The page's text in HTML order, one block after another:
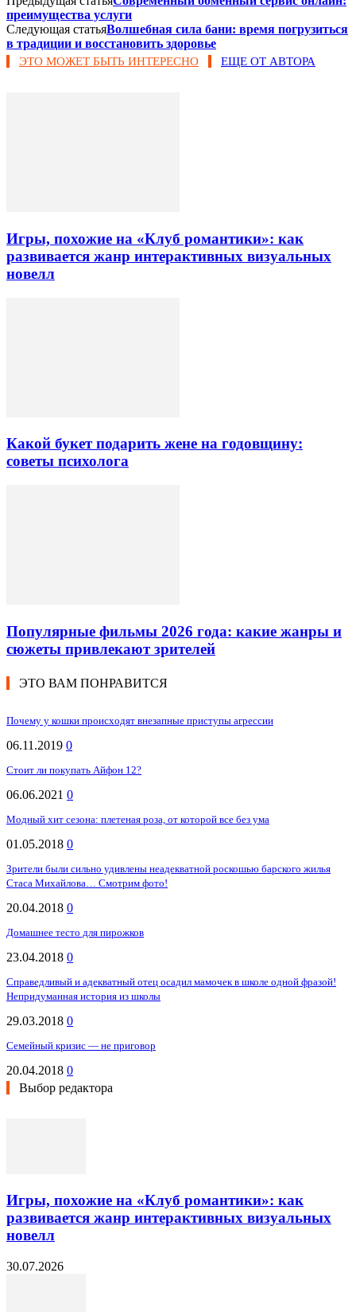
преимущества услуги
Следующая статьяВолшебная сила бани: время погрузиться
в традиции и восстановить здоровье
ЭТО МОЖЕТ БЫТЬ ИНТЕРЕСНО ЕЩЕ ОТ АВТОРА
Игры, похожие на «Клуб романтики»: как
развивается жанр интерактивных визуальных
новелл
Какой букет подарить жене на годовщину:
советы психолога
Популярные фильмы 2026 года: какие жанры и
сюжеты привлекают зрителей
ЭТО ВАМ ПОНРАВИТСЯ
Почему у кошки происходят внезапные приступы агрессии
06.11.2019 0
Стоит ли покупать Айфон 12?
06.06.2021 0
Модный хит сезона: плетеная роза, от которой все без ума
01.05.2018 0
Зрители были сильно удивлены неадекватной роскошью барского жилья
Стаса Михайлова… Смотрим фото!
20.04.2018 0
Домашнее тесто для пирожков
23.04.2018 0
Справедливый и адекватный отец осадил мамочек в школе одной фразой!
Непридуманная история из школы
29.03.2018 0
Семейный кризис — не приговор
20.04.2018 0
Выбор редактора
Игры, похожие на «Клуб романтики»: как
развивается жанр интерактивных визуальных
новелл
30.07.2026